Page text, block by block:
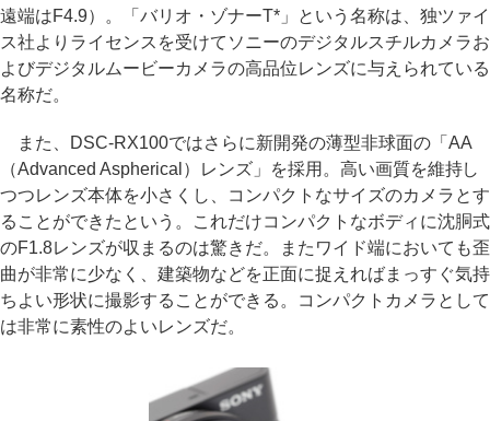
遠端はF4.9）。「バリオ・ゾナーT*」という名称は、独ツァイ
ス社よりライセンスを受けてソニーのデジタルスチルカメラお
よびデジタルムービーカメラの高品位レンズに与えられている
名称だ。
また、DSC-RX100ではさらに新開発の薄型非球面の「AA
（Advanced Aspherical）レンズ」を採用。高い画質を維持し
つつレンズ本体を小さくし、コンパクトなサイズのカメラとす
ることができたという。これだけコンパクトなボディに沈胴式
のF1.8レンズが収まるのは驚きだ。またワイド端においても歪
曲が非常に少なく、建築物などを正面に捉えればまっすぐ気持
ちよい形状に撮影することができる。コンパクトカメラとして
は非常に素性のよいレンズだ。